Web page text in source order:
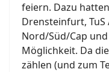
feiern. Dazu
Drensteinfurt, TuS
Nord/Süd/Cap und
Möglichkeit. Da
zählen (und zum